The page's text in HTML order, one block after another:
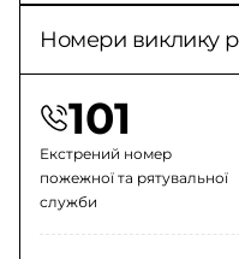
Номери виклику
101
Екстрений номер
пожежної та рятувальної
служби